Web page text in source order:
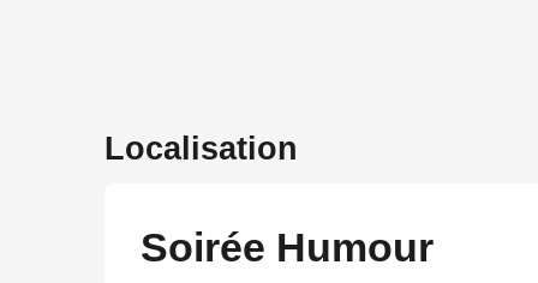
Localisation
Soirée Humour